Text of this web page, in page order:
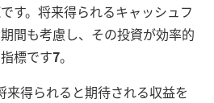
です。将来得られるキャッシュフ
間も考慮し、その投資が効率的
標です7。
来得られると期待される収益を